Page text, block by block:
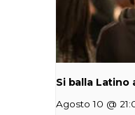
Si balla Latino
Agosto 10 @